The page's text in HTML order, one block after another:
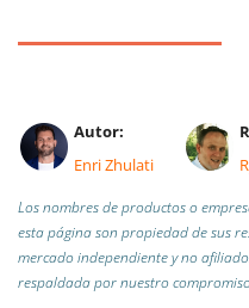
Autor:
Enri Zhulati
Los nombres de productos o
esta página son propiedad de sus
mercado independiente y no
respaldada por nuestro